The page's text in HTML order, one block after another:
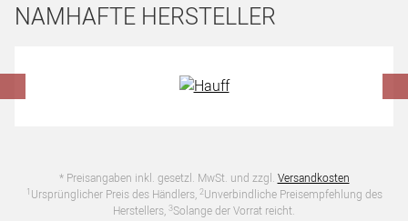
NAMHAFTE HERSTELLER
* Preisangaben inkl. gesetzl. MwSt. und zzgl. Versandkosten
1 Ursprünglicher Preis des Händlers, 2Unverbindliche Preisempfehlung des
Herstellers, 3Solange der Vorrat reicht.